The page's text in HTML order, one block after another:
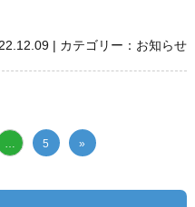
| カテゴリー： お知らせ
… 5 »